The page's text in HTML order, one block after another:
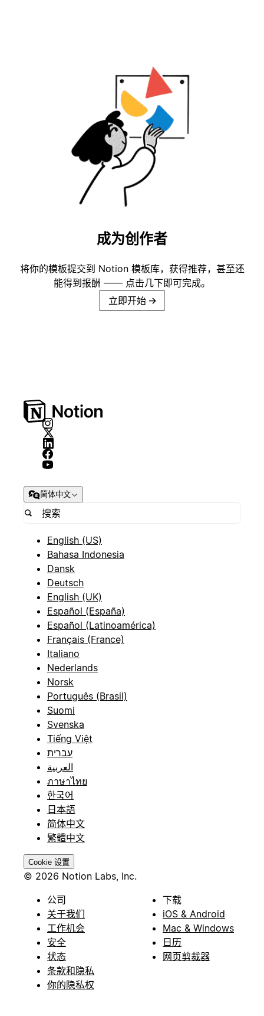
成为创作者
将你的模板提交到 Notion 模板库，获得推荐，甚至还
能得到报酬 —— 点击几下即可完成。
立即开始 →
简体中文
English (US)
Bahasa Indonesia
Dansk
Deutsch
English (UK)
Español (España)
Español (Latinoamérica)
Français (France)
Italiano
Nederlands
Norsk
Português (Brasil)
Suomi
Svenska
Tiếng Việt
עברית
العربية
ภาษาไทย
한국어
日本語
简体中文
繁體中文
Cookie 设置
© 2026 Notion Labs, Inc.
公司
关于我们
工作机会
安全
状态
条款和隐私
你的隐私权
下载
iOS & Android
Mac & Windows
日历
网页剪裁器